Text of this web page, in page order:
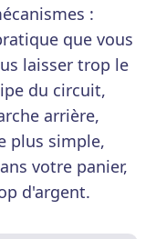
:
que vous
laisser trop le
du circuit,
arrière,
plus simple,
votre panier,
d'argent.